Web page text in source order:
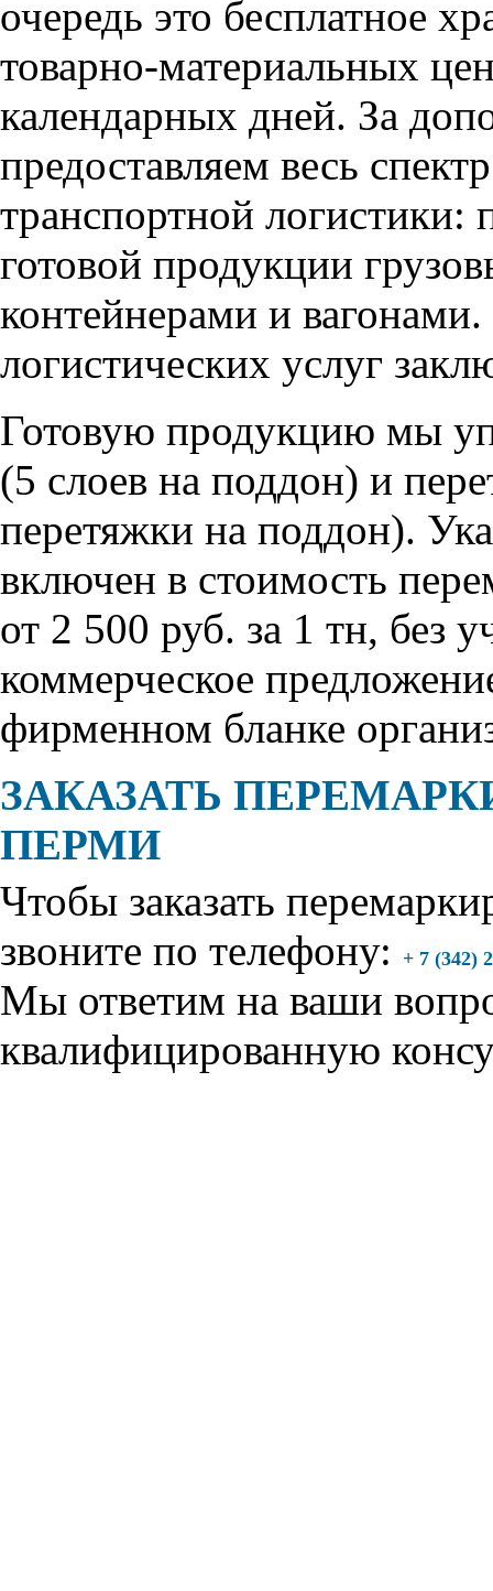
очередь это бесплатное
товарно-материальных
календарных дней. За
предоставляем весь
транспортной логистики:
готовой продукции
контейнерами и
логистических услуг
Готовую продукцию мы
(5 слоев на поддон) и
перетяжки на поддон).
включен в стоимость
от 2 500 руб. за 1 тн, без
коммерческое
фирменном бланке
ЗАКАЗАТЬ
ПЕРМИ
Чтобы заказать
звоните по телефону:
+ 7 (342)
Мы ответим на ваши
квалифицированную